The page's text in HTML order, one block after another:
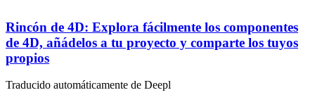
Rincón de 4D: Explora fácilmente los componentes
de 4D, añádelos a tu proyecto y comparte los tuyos
propios
Traducido automáticamente de Deepl